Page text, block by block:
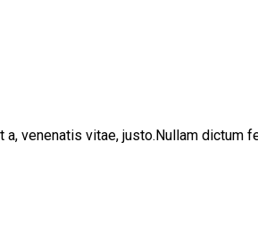
venenatis vitae, justo.Nullam dictum